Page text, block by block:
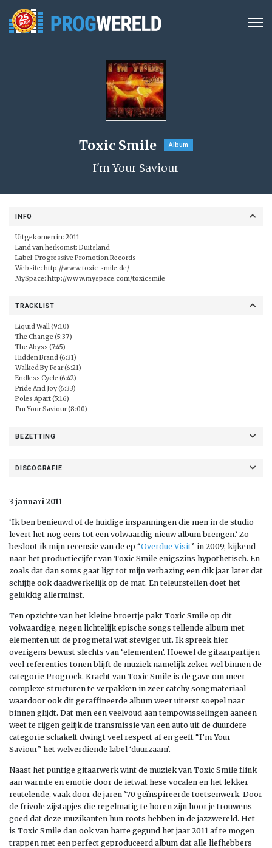
Toxic Smile Album
I'm Your Saviour
INFO
Uitgekomen in: 2011
Land van herkomst: Duitsland
Label: Progressive Promotion Records
Website: http://www.toxic-smile.de/
MySpace: http://www.myspace.com/toxicsmile
TRACKLIST
Liquid Wall (9:10)
The Change (5:37)
The Abyss (7:45)
Hidden Brand (6:31)
Walked By Fear (6:21)
Endless Cycle (6:42)
Pride And Joy (6:33)
Poles Apart (5:16)
I'm Your Saviour (8:00)
BEZETTING
DISCOGRAFIE
3 januari 2011
‘Ik ben benieuwd of de huidige inspanningen die men in de studio
levert het nog eens tot een volwaardig nieuw album brengen.’ Zo
besloot ik mijn recensie van de ep “Overdue Visit” in 2009, kijkend
naar het productiecijfer van Toxic Smile enigszins hypothetisch. En
zoals dat dan soms gaat ligt tot mijn verbazing een dik jaar later dat
schijfje ook daadwerkelijk op de mat. En teleurstellen doet het
gelukkig allerminst.
Ten opzichte van het kleine broertje pakt Toxic Smile op dit
volwaardige, negen lichtelijk epische songs tellende album met
elementen uit de progmetal wat steviger uit. Ik spreek hier
overigens bewust slechts van ‘elementen’. Hoewel de gitaarpartijen
veel referenties tonen blijft de muziek namelijk zeker wel binnen de
categorie Progrock. Kracht van Toxic Smile is de gave om meer
complexe structuren te verpakken in zeer catchy songmateriaal
waardoor ook dit geraffineerde album weer uiterst soepel naar
binnen glijdt. Dat men een veelvoud aan tempowisselingen aaneen
weet te rijgen gelijk de transmissie van een auto uit de duurdere
categorie schakelt dwingt veel respect af en geeft “I’m Your
Saviour” het welverdiende label ‘duurzaam’.
Naast het puntige gitaarwerk wint de muziek van Toxic Smile flink
aan warmte en emotie door de ietwat hese vocalen en het lekker
reutelende, vaak door de jaren ’70 geïnspireerde toetsenwerk. Door
de frivole zijstapjes die regelmatig te horen zijn hoor je trouwens
goed dat deze muzikanten hun roots hebben in de jazzwereld. Het
is Toxic Smile dan ook van harte gegund het jaar 2011 af te mogen
trappen met een perfect geproduceerd album dat alle liefhebbers